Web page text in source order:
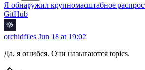
Я обнаружил крупномасштабное
GitHub
orchidfiles Jun 18 at 19:02
Да, я ошибся. Они называются topics.